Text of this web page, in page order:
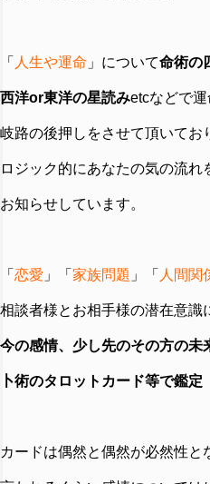
「 人生や運命 」について命術の
西洋or東洋の星読みetcなどで
岐路の後押しをさせて頂いてお
ロジック的にあなたの気の流れ
お知らせしています。
「 恋愛 」「 家族問題 」「 人間関
相談者様とお相手様の潜在意識
今の感情、少し先のその方の未
卜術のタロットカード等で鑑定
カードは偶然と偶然が必然性と